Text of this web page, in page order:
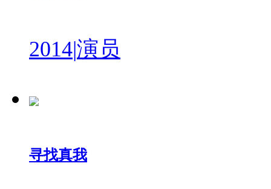
2014|演员
寻找真我